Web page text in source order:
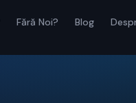
Fără Noi? Blog